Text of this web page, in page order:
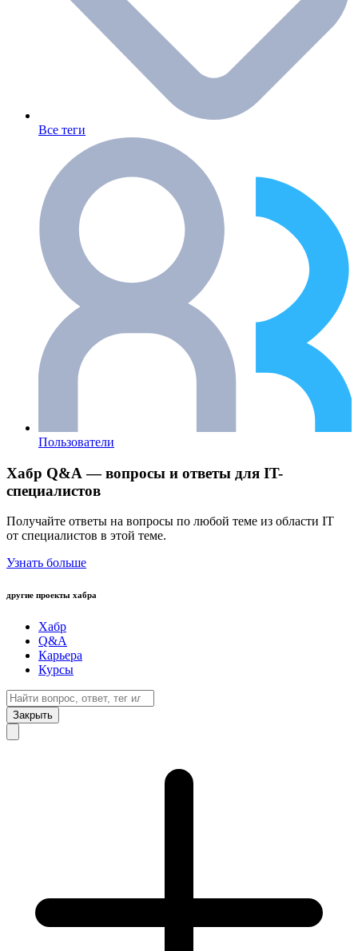
Все теги
Пользователи
Хабр Q&A — вопросы и ответы для IT-
специалистов
Получайте ответы на вопросы по любой теме из области IT
от специалистов в этой теме.
Узнать больше
другие проекты хабра
Хабр
Q&A
Карьера
Курсы
Закрыть